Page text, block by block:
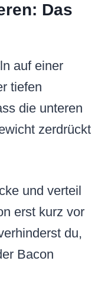
Das
auf einer
tiefen
die unteren
zerdrückt
und verteil
erst kurz vor
du,
Bacon